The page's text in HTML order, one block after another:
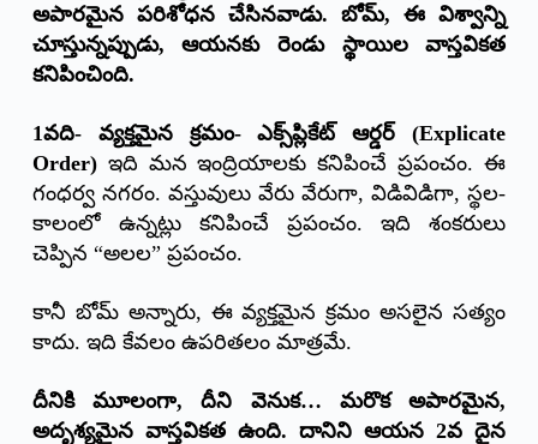
అపారమైన పరిశోధన చేసినవాడు. బోమ్, ఈ విశ్వాన్ని
చూస్తున్నప్పుడు, ఆయనకు రెండు స్థాయిల వాస్తవికత
కనిపించింది.
1వది- వ్యక్తమైన క్రమం- ఎక్స్‌ప్లికేట్ ఆర్డర్ (Explicate
Order) ఇది మన ఇంద్రియాలకు కనిపించే ప్రపంచం. ఈ
గంధర్వ నగరం. వస్తువులు వేరు వేరుగా, విడివిడిగా, స్థల-
కాలంలో ఉన్నట్లు కనిపించే ప్రపంచం. ఇది శంకరులు
చెప్పిన “అలల” ప్రపంచం.
కానీ బోమ్ అన్నారు, ఈ వ్యక్తమైన క్రమం అసలైన సత్యం
కాదు. ఇది కేవలం ఉపరితలం మాత్రమే.
దీనికి మూలంగా, దీని వెనుక… మరొక అపారమైన,
అదృశ్యమైన వాస్తవికత ఉంది. దానిని ఆయన 2వ దైన